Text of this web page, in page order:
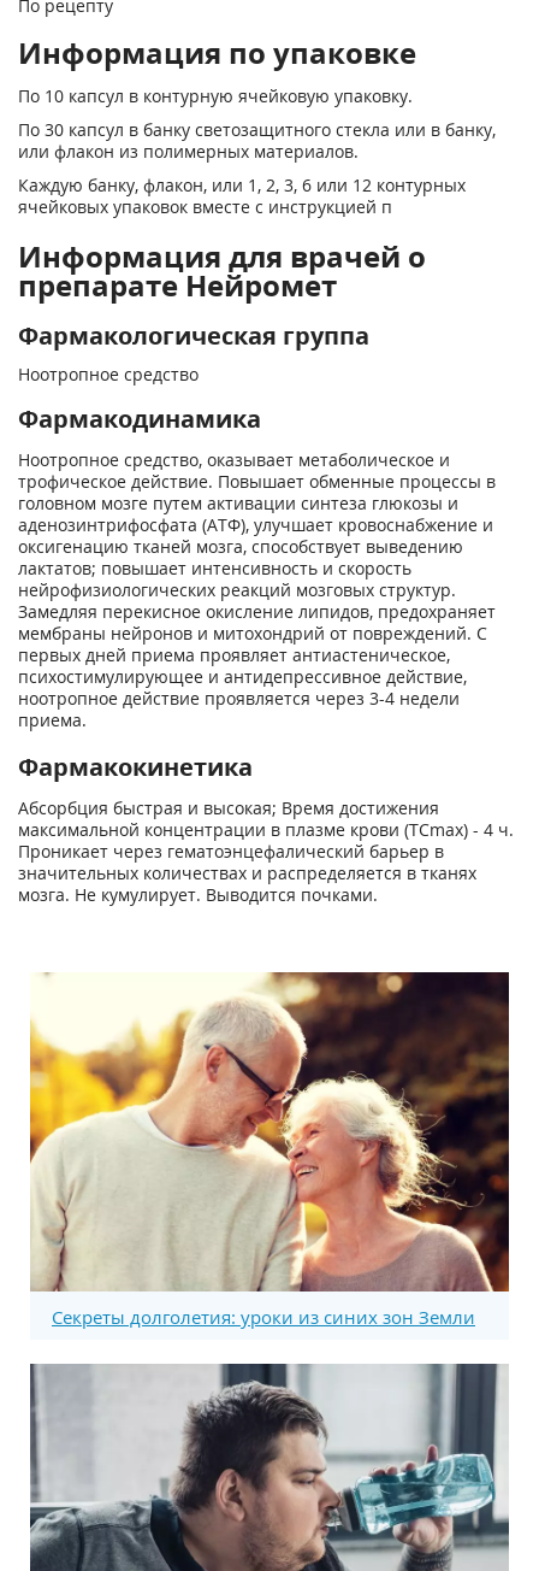
По рецепту
Информация по упаковке
По 10 капсул в контурную ячейковую упаковку.
По 30 капсул в банку светозащитного стекла или в банку,
или флакон из полимерных материалов.
Каждую банку, флакон, или 1, 2, 3, 6 или 12 контурных
ячейковых упаковок вместе с инструкцией п
Информация для врачей о
препарате Нейромет
Фармакологическая группа
Ноотропное средство
Фармакодинамика
Ноотропное средство, оказывает метаболическое и
трофическое действие. Повышает обменные процессы в
головном мозге путем активации синтеза глюкозы и
аденозинтрифосфата (АТФ), улучшает кровоснабжение и
оксигенацию тканей мозга, способствует выведению
лактатов; повышает интенсивность и скорость
нейрофизиологических реакций мозговых структур.
Замедляя перекисное окисление липидов, предохраняет
мембраны нейронов и митохондрий от повреждений. С
первых дней приема проявляет антиастеническое,
психостимулирующее и антидепрессивное действие,
ноотропное действие проявляется через 3-4 недели
приема.
Фармакокинетика
Абсорбция быстрая и высокая; Время достижения
максимальной концентрации в плазме крови (ТСmax) - 4 ч.
Проникает через гематоэнцефалический барьер в
значительных количествах и распределяется в тканях
мозга. Не кумулирует. Выводится почками.
Секреты долголетия: уроки из синих зон Земли